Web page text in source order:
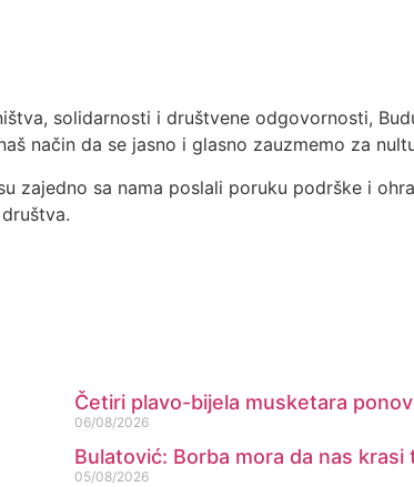
solidarnosti i društvene odgovornosti,
način da se jasno i glasno zauzmemo za
zajedno sa nama poslali poruku podrške i
Četiri plavo-bijela musketara
06/08/2026
Bulatović: Borba mora da nas
05/08/2026